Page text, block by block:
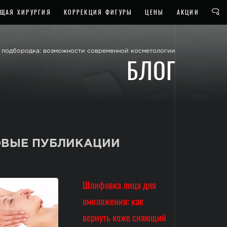
ХИРУРГИЯ КОРРЕКЦИЯ ФИГУРЫ ЦЕНЫ АКЦИИ
возможности современной косметологии
БЛОГ
ПУБЛИКАЦИИ
Шлифовка лица для
омоложения: как
вернуть коже сияющий